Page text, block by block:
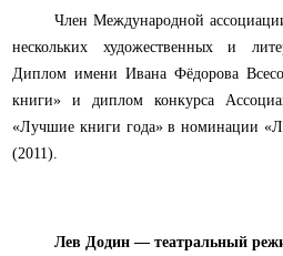
Член Международной
нескольких художественных и
Диплом имени Ивана Фёдорова
книги» и диплом конкурса
«Лучшие книги года» в номинации
(2011).
Лев Додин — театральный